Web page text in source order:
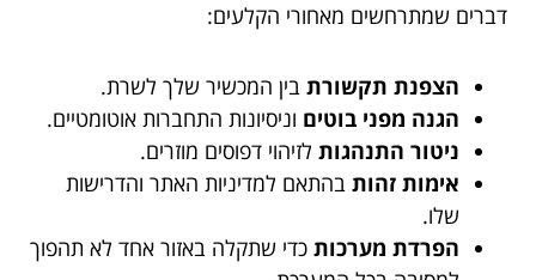
דברים שמתרחשים מאחורי הקלעים:
הצפנת תקשורת בין המכשיר שלך לשרת.
הגנה מפני בוטים וניסיונות התחברות אוטומטיים.
ניטור התנהגות לזיהוי דפוסים מוזרים.
אימות זהות בהתאם למדיניות האתר והדרישות
שלו.
הפרדת מערכות כדי שתקלה באזור אחד לא תהפוך